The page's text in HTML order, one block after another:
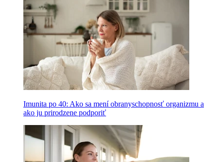
Imunita po 40: Ako sa mení obranyschopnosť organizmu a
ako ju prirodzene podporiť